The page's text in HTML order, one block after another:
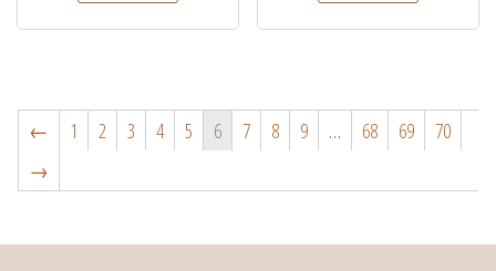
← 1 2 3 4 5 6 7 8 9 … 68 69
70
→